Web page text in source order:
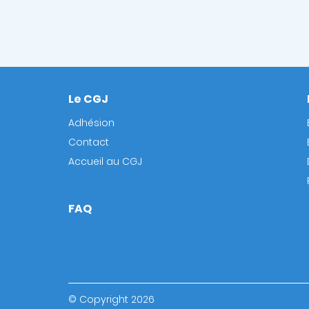
Footer
Le CGJ
Adhésion
Contact
Accueil au CGJ
FAQ
© Copyright 2026